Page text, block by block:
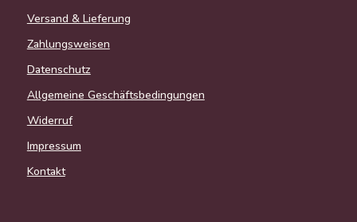
Versand & Lieferung
Zahlungsweisen
Datenschutz
Allgemeine Geschäftsbedingungen
Widerruf
Impressum
Kontakt